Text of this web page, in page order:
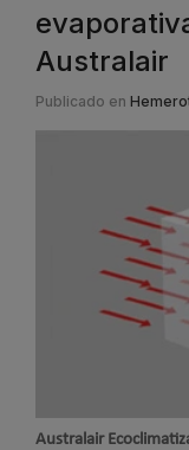
Australair
Publicado en
Australair